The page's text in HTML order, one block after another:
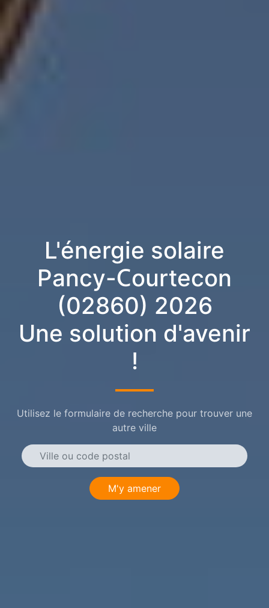
L'énergie solaire
Pancy-Courtecon
(02860) 2026
Une solution d'avenir
!
Utilisez le formulaire de recherche pour trouver une
autre ville
M'y amener